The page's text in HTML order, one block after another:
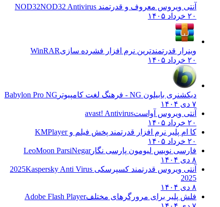
آنتی ویروس معروف و قدرتمند NOD32NOD32 Antivirus
وینرار قدرتمندترین نرم افزار فشرده سازیWinRAR
دیکشنری بابیلون NG - فرهنگ لغت کامپیوتر
Babylon Pro NG
آنتی ویروس آواستavast! Antivirus
کا ام پلیر نرم افزار قدرتمند پخش فیلم وKMPlayer
فارسی نویس لیومون پارسی نگار LeoMoon ParsiNegar
آنتی ویروس قدرتمند کسپرسکی 2025Kaspersky Anti Virus
2025
فلش پلیر برای مرورگرهای مختلفAdobe Flash Player